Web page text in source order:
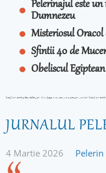
Pelerinajul este
Dumnezeu
Misteriosul
Sfintii 40 de
Obeliscul
JURNALUL
4 Martie 2026